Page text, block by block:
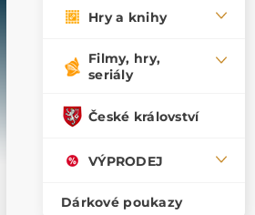
Hry a knihy
Filmy, hry,
seriály
České království
VÝPRODEJ
Dárkové poukazy